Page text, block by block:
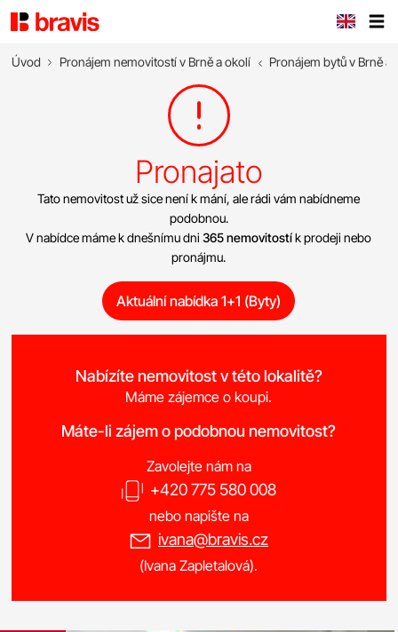
Úvod Pronájem nemovitostí v Brně a okolí Pronájem bytů v Brně a
Pronajato
Tato nemovitost už sice není k mání, ale rádi vám nabídneme
podobnou.
V nabídce máme k dnešnímu dni365 nemovitostík prodeji nebo
pronájmu.
Aktuální nabídka 1+1 (Byty)
Nabízíte nemovitost v této lokalitě?
Máme zájemce o koupi.
Máte-li zájem o podobnou nemovitost?
Zavolejte nám na
+420 775 580 008
nebo napište na
ivana@bravis.cz
(Ivana Zapletalová).